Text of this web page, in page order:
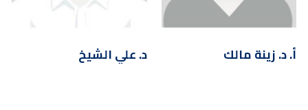
أ. د. زينة مالك د. علي الشيخ